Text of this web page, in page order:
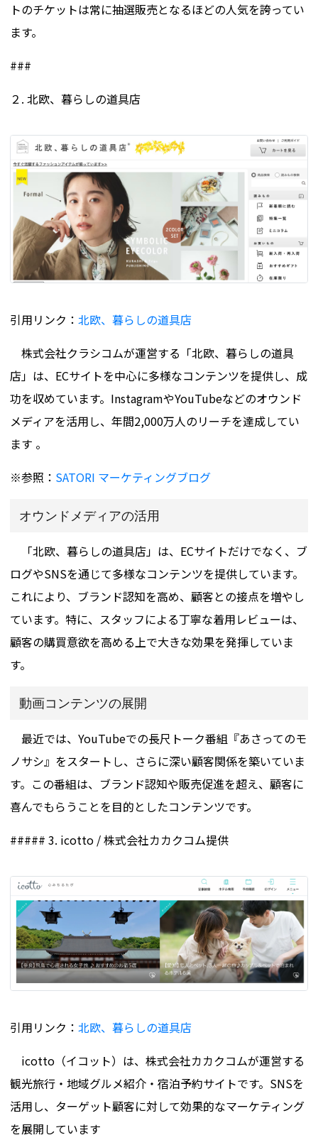
トのチケットは常に抽選販売となるほどの人気を誇ってい
ます。
###
２. 北欧、暮らしの道具店
引用リンク：北欧、暮らしの道具店
株式会社クラシコムが運営する「北欧、暮らしの道具
店」は、ECサイトを中心に多様なコンテンツを提供し、成
功を収めています。InstagramやYouTubeなどのオウンド
メディアを活用し、年間2,000万人のリーチを達成してい
ます​ 。
※参照： SATORI マーケティングブログ
オウンドメディアの活用
「北欧、暮らしの道具店」は、ECサイトだけでなく、ブ
ログやSNSを通じて多様なコンテンツを提供しています。
これにより、ブランド認知を高め、顧客との接点を増やし
ています。特に、スタッフによる丁寧な着用レビューは、
顧客の購買意欲を高める上で大きな効果を発揮していま
す。
動画コンテンツの展開
最近では、YouTubeでの長尺トーク番組『あさってのモ
ノサシ』をスタートし、さらに深い顧客関係を築いていま
す。この番組は、ブランド認知や販売促進を超え、顧客に
喜んでもらうことを目的としたコンテンツです。
##### 3. icotto / 株式会社カカクコム提供
引用リンク：北欧、暮らしの道具店
icotto（イコット）は、株式会社カカクコムが運営する
観光旅行・地域グルメ紹介・宿泊予約サイトです。SNSを
活用し、ターゲット顧客に対して効果的なマーケティング
を展開しています​